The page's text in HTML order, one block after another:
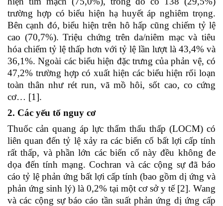
trường hợp có biểu hiện hạ huyết áp nghiêm trọng.
Bên cạnh đó, biểu hiện trên hô hấp cũng chiếm tỷ lệ
cao (70,7%). Triệu chứng trên da/niêm mạc và tiêu
hóa chiếm tỷ lệ thấp hơn với tỷ lệ lần lượt là 43,4% và
36,1%. Ngoài các biểu hiện đặc trưng của phản vệ, có
47,2% trường hợp có xuất hiện các biểu hiện rối loạn
toàn thân như rét run, vã mồ hôi, sốt cao, co cứng
cơ… [1].
2. Các yếu tố nguy cơ
Thuốc cản quang áp lực thẩm thấu thấp (LOCM) có
liên quan đến tỷ lệ xảy ra các biến cố bất lợi cấp tính
rất thấp, và phần lớn các biến cố này đều không đe
dọa đến tính mạng. Cochran và các cộng sự đã báo
cáo tỷ lệ phản ứng bất lợi cấp tính (bao gồm dị ứng và
phản ứng sinh lý) là 0,2% tại một cơ sở y tế [2]. Wang
và các cộng sự báo cáo tần suất phản ứng dị ứng cấp